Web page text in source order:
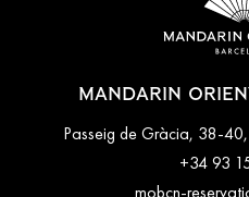
Some rates may require
cancellation requirements. For
MANDARIN
Passeig de Gràcia, 38-
+34 93
mobcn-